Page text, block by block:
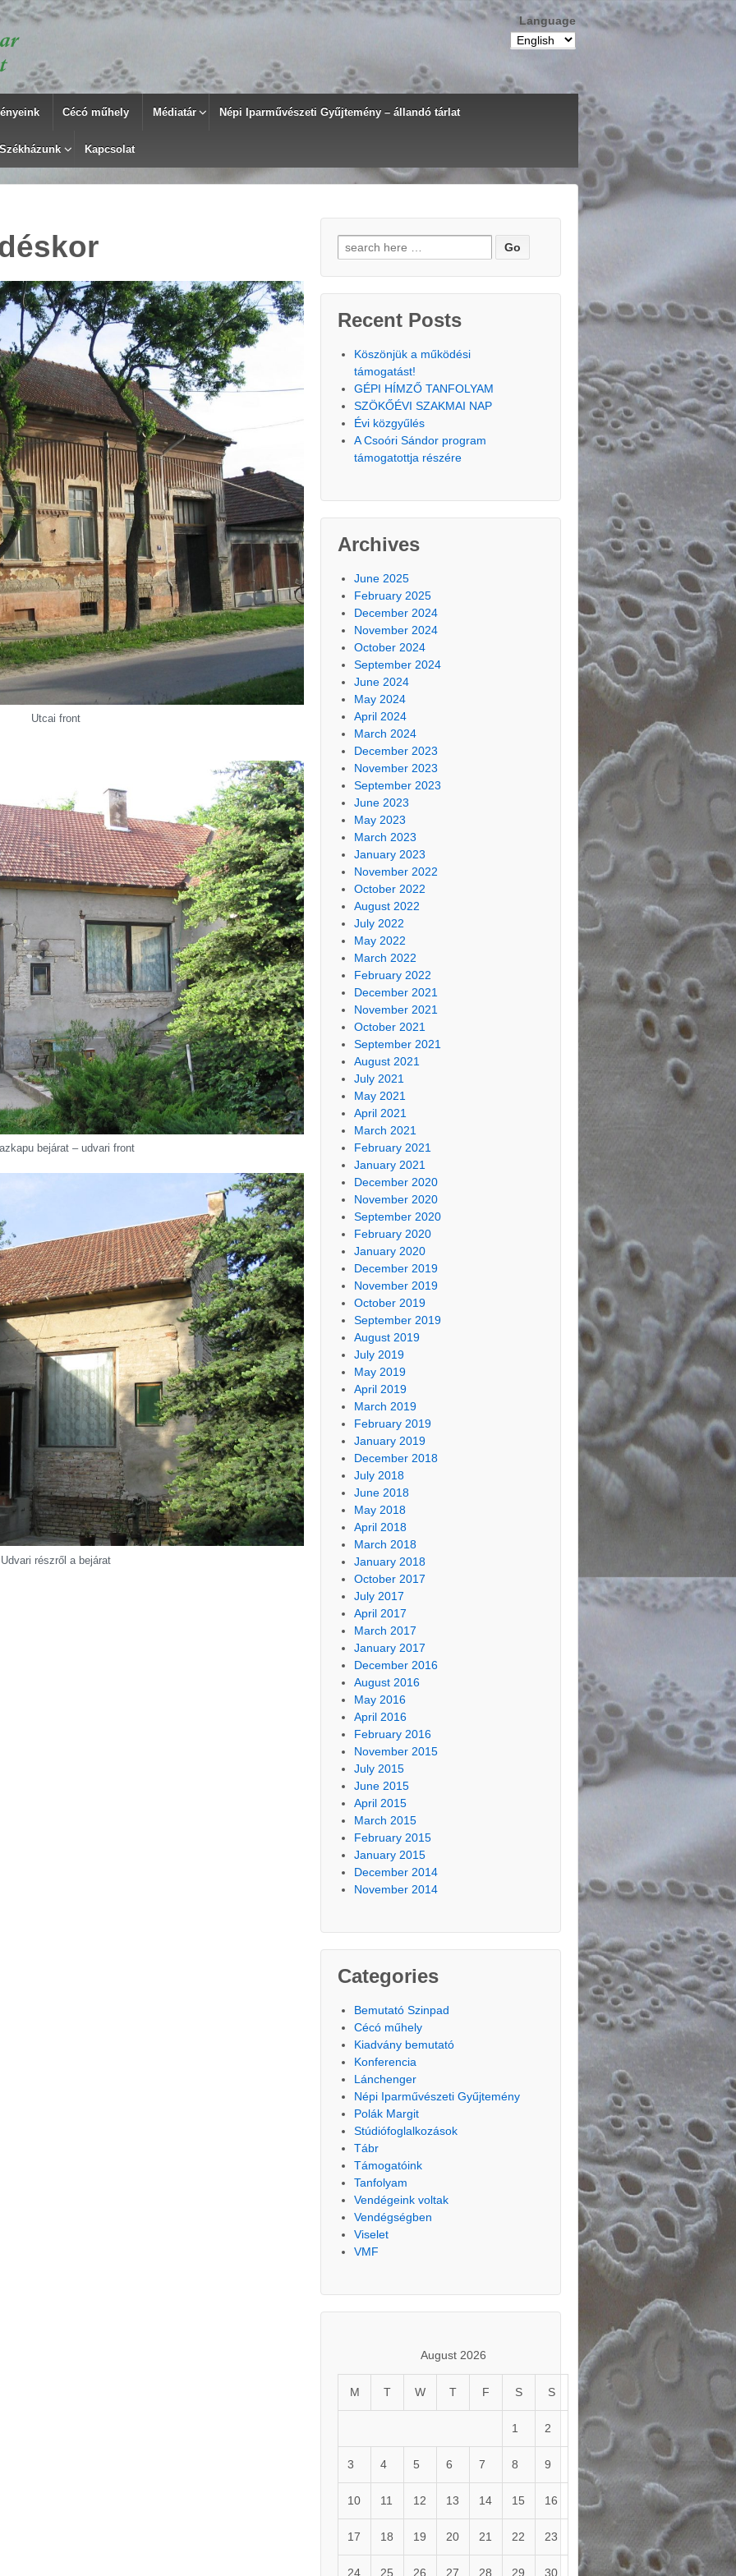
Language
Cécó műhely Médiatár Népi Iparművészeti Gyűjtemény – állandó tárlat
Székházunk Kapcsolat
Utcai front
bejárat – udvari front
Udvari részről a bejárat
Search for:
Recent Posts
Köszönjük a működési
támogatást!
GÉPI HÍMZŐ TANFOLYAM
SZÖKŐÉVI SZAKMAI NAP
Évi közgyűlés
A Csoóri Sándor program
támogatottja részére
Archives
June 2025
February 2025
December 2024
November 2024
October 2024
September 2024
June 2024
May 2024
April 2024
March 2024
December 2023
November 2023
September 2023
June 2023
May 2023
March 2023
January 2023
November 2022
October 2022
August 2022
July 2022
May 2022
March 2022
February 2022
December 2021
November 2021
October 2021
September 2021
August 2021
July 2021
May 2021
April 2021
March 2021
February 2021
January 2021
December 2020
November 2020
September 2020
February 2020
January 2020
December 2019
November 2019
October 2019
September 2019
August 2019
July 2019
May 2019
April 2019
March 2019
February 2019
January 2019
December 2018
July 2018
June 2018
May 2018
April 2018
March 2018
January 2018
October 2017
July 2017
April 2017
March 2017
January 2017
December 2016
August 2016
May 2016
April 2016
February 2016
November 2015
July 2015
June 2015
April 2015
March 2015
February 2015
January 2015
December 2014
November 2014
Categories
Bemutató Szinpad
Cécó műhely
Kiadvány bemutató
Konferencia
Lánchenger
Népi Iparművészeti Gyűjtemény
Polák Margit
Stúdiófoglalkozások
Tábr
Támogatóink
Tanfolyam
Vendégeink voltak
Vendégségben
Viselet
VMF
August 2026
M T W T F S S
1 2
3 4 5 6 7 8 9
10 11 12 13 14 15 16
17 18 19 20 21 22 23
24 25 26 27 28 29 30